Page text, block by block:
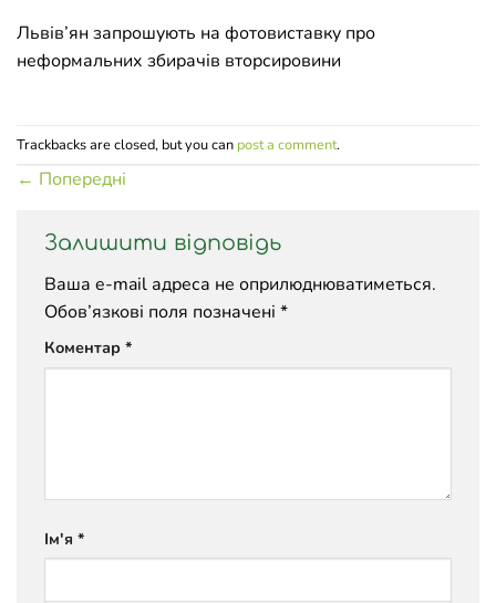
Львів’ян запрошують на фотовиставку про
неформальних збирачів вторсировини
Trackbacks are closed, but you can post a comment.
← Попередні
Залишити відповідь
Ваша e-mail адреса не оприлюднюватиметься.
Обов’язкові поля позначені *
Коментар *
Ім'я *